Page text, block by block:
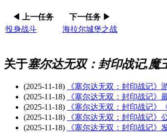
◀ 上一任务
下一任务 ▶
投身战斗
海拉尔城堡之战
关于塞尔达无双：封印战记,魔
(2025-11-18)
《塞尔达无双：封印战记》
(2025-11-18)
《塞尔达无双：封印战记》
(2025-11-18)
《塞尔达无双：封印战记》
(2025-11-18)
《塞尔达无双：封印战记》
(2025-11-18)
《塞尔达无双：封印战记》